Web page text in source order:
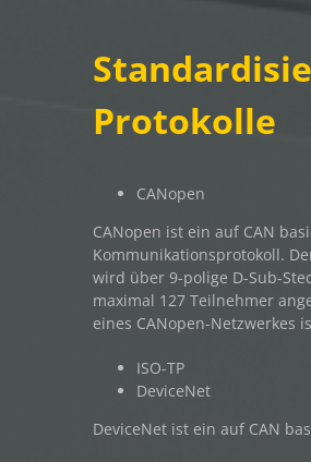
Protokolle
CANopen
CANopen ist ein auf CAN
Kommunikationsprotokoll.
wird über 9-polige D-Sub-
maximal 127 Teilnehmer
eines CANopen-Netzwerkes
ISO-TP
DeviceNet
DeviceNet ist ein auf CAN